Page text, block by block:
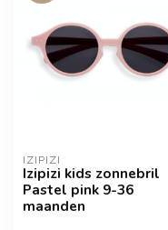
IZIPIZI
Izipizi kids zonnebril
Pastel pink 9-36
maanden